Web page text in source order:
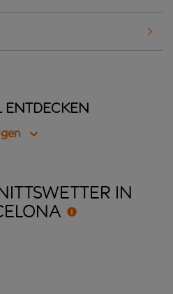
entdecken
IN